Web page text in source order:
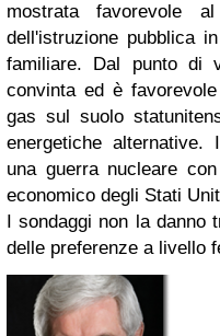
mostrata favorevole al
dell'istruzione pubblica
familiare. Dal punto di
convinta ed è
gas sul suolo
energetiche
una guerra nucleare
economico degli Stati
I sondaggi non la danno
delle preferenze a livello